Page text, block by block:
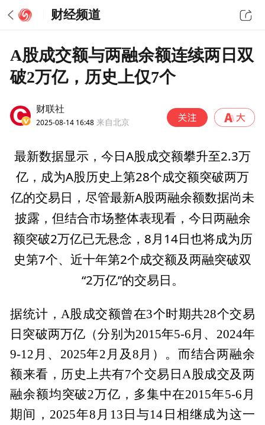
财经频道
A股成交额与两融余额连续两日双
破2万亿，历史上仅7个
财联社
2025-08-14 16:48 来自北京
最新数据显示，今日A股成交额攀升至2.3万
亿，成为A股历史上第28个成交额突破两万
亿的交易日，尽管最新A股两融余额数据尚未
披露，但结合市场整体表现看，今日两融余
额突破2万亿已无悬念，8月14日也将成为历
史第7个、近十年第2个成交额及两融突破双
“2万亿”的交易日。
据统计，A股成交额曾在3个时期共28个交易
日突破两万亿（分别为2015年5-6月、2024年
9-12月、2025年2月及8月）。而结合两融余
额来看，历史上共有7个交易日A股成交及两
融余额均突破2万亿，多集中在2015年5-6月
期间，2025年8月13日与14日相继成为这一